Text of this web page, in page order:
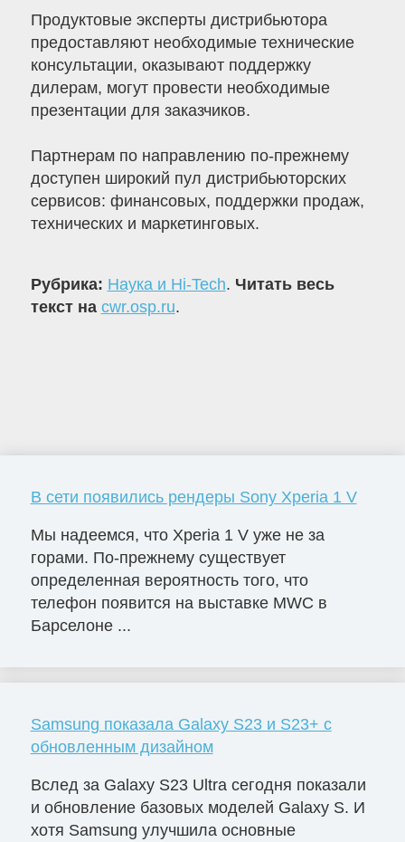
Продуктовые эксперты дистрибьютора
предоставляют необходимые технические
консультации, оказывают поддержку
дилерам, могут провести необходимые
презентации для заказчиков.
Партнерам по направлению по-прежнему
доступен широкий пул дистрибьюторских
сервисов: финансовых, поддержки продаж,
технических и маркетинговых.
Рубрика: Наука и Hi-Tech. Читать весь
текст на cwr.osp.ru.
В сети появились рендеры Sony Xperia 1 V
Мы надеемся, что Xperia 1 V уже не за
горами. По-прежнему существует
определенная вероятность того, что
телефон появится на выставке MWC в
Барселоне ...
Samsung показала Galaxy S23 и S23+ с
обновленным дизайном
Вслед за Galaxy S23 Ultra сегодня показали
и обновление базовых моделей Galaxy S. И
хотя Samsung улучшила основные